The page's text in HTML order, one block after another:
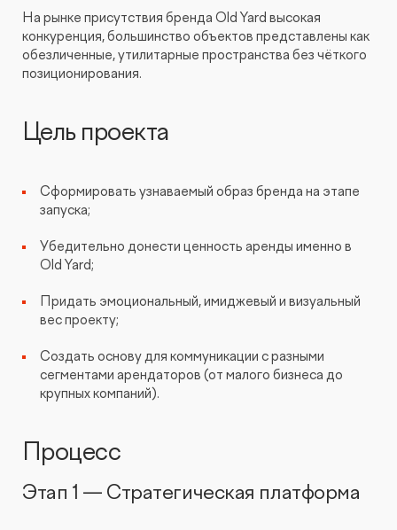
UX-тестирование интернет-магазинов, сайтов
и приложений с респондентами
Правовой аудит сайта
Оптимизация скорости загрузки сайта
Интеграция и поддержка умного поиска SearchBooster
Настройка Битрикс24
КОНТАКТЫ БЛОГ
ПРЕДЛОЖЕНИЕ ДЛЯ
СЛОВАРЬ ТЕРМИНОВ
На рынке присутствия бренда Old Yard высокая
конкуренция, большинство объектов представлены как
обезличенные, утилитарные пространства без чёткого
позиционирования.
Цель проекта
Сформировать узнаваемый образ бренда на этапе
запуска;
Убедительно донести ценность аренды именно в
Old Yard;
Придать эмоциональный, имиджевый и визуальный
вес проекту;
Создать основу для коммуникации с разными
сегментами арендаторов (от малого бизнеса до
крупных компаний).
Процесс
Этап 1 — Стратегическая платформа